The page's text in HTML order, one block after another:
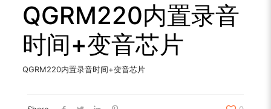
QGRM220内置录音
时间+变音芯片
QGRM220内置录音时间+变音芯片